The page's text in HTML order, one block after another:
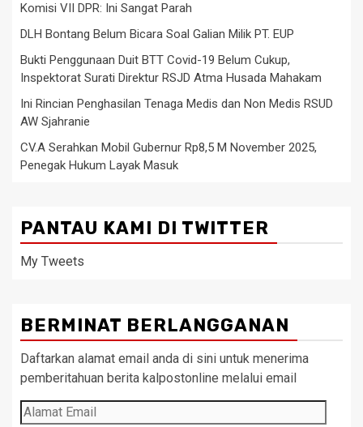
Komisi VII DPR: Ini Sangat Parah
DLH Bontang Belum Bicara Soal Galian Milik PT. EUP
Bukti Penggunaan Duit BTT Covid-19 Belum Cukup,
Inspektorat Surati Direktur RSJD Atma Husada Mahakam
Ini Rincian Penghasilan Tenaga Medis dan Non Medis RSUD
AW Sjahranie
CV.A Serahkan Mobil Gubernur Rp8,5 M November 2025,
Penegak Hukum Layak Masuk
PANTAU KAMI DI TWITTER
My Tweets
BERMINAT BERLANGGANAN
Daftarkan alamat email anda di sini untuk menerima
pemberitahuan berita kalpostonline melalui email
Alamat